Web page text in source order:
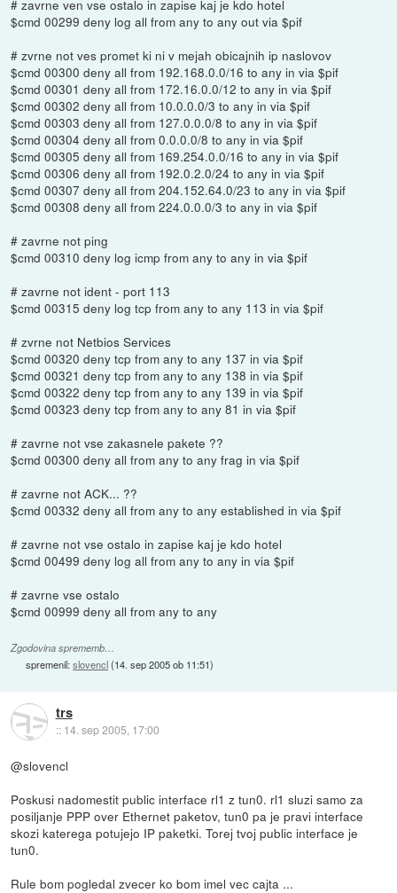
# zavrne ven vse ostalo in zapise kaj je kdo hotel
$cmd 00299 deny log all from any to any out via $pif
# zvrne not ves promet ki ni v mejah obicajnih ip naslovov
$cmd 00300 deny all from 192.168.0.0/16 to any in via $pif
$cmd 00301 deny all from 172.16.0.0/12 to any in via $pif
$cmd 00302 deny all from 10.0.0.0/3 to any in via $pif
$cmd 00303 deny all from 127.0.0.0/8 to any in via $pif
$cmd 00304 deny all from 0.0.0.0/8 to any in via $pif
$cmd 00305 deny all from 169.254.0.0/16 to any in via $pif
$cmd 00306 deny all from 192.0.2.0/24 to any in via $pif
$cmd 00307 deny all from 204.152.64.0/23 to any in via $pif
$cmd 00308 deny all from 224.0.0.0/3 to any in via $pif
# zavrne not ping
$cmd 00310 deny log icmp from any to any in via $pif
# zavrne not ident - port 113
$cmd 00315 deny log tcp from any to any 113 in via $pif
# zvrne not Netbios Services
$cmd 00320 deny tcp from any to any 137 in via $pif
$cmd 00321 deny tcp from any to any 138 in via $pif
$cmd 00322 deny tcp from any to any 139 in via $pif
$cmd 00323 deny tcp from any to any 81 in via $pif
# zavrne not vse zakasnele pakete ??
$cmd 00300 deny all from any to any frag in via $pif
# zavrne not ACK... ??
$cmd 00332 deny all from any to any established in via $pif
# zavrne not vse ostalo in zapise kaj je kdo hotel
$cmd 00499 deny log all from any to any in via $pif
# zavrne vse ostalo
$cmd 00999 deny all from any to any
Zgodovina sprememb…
spremenil:slovencl(14. sep 2005 ob 11:51)
trs
:: 14. sep 2005, 17:00
@slovencl
Poskusi nadomestit public interface rl1 z tun0. rl1 sluzi samo za
posiljanje PPP over Ethernet paketov, tun0 pa je pravi interface
skozi katerega potujejo IP paketki. Torej tvoj public interface je
tun0.
Rule bom pogledal zvecer ko bom imel vec cajta ...